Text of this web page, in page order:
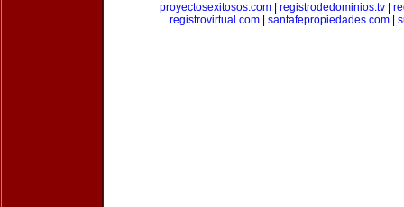
proyectosexitosos.com
registrodedominios.tv
registrovirtual.com
santafepropiedades.com